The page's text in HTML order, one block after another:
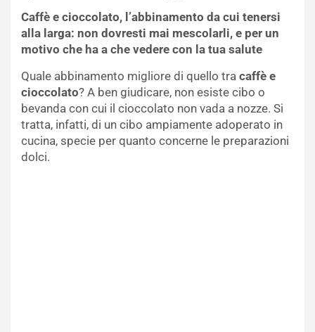
Caffè e cioccolato, l’abbinamento da cui tenersi
alla larga: non dovresti mai mescolarli, e per un
motivo che ha a che vedere con la tua salute
Quale abbinamento migliore di quello tra caffè e
cioccolato? A ben giudicare, non esiste cibo o
bevanda con cui il cioccolato non vada a nozze. Si
tratta, infatti, di un cibo ampiamente adoperato in
cucina, specie per quanto concerne le preparazioni
dolci.